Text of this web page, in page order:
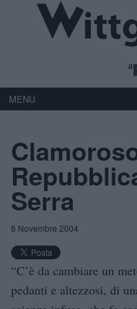
MENU
Serra
6 Novembre 2004
“C’è da cambiare un
pedanti e altezzosi, di